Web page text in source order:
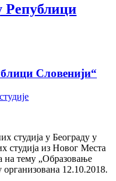
Републици
Словенији“
студија у Београду у
студија из Новог Места
на тему „Образовање
12.10.2018.